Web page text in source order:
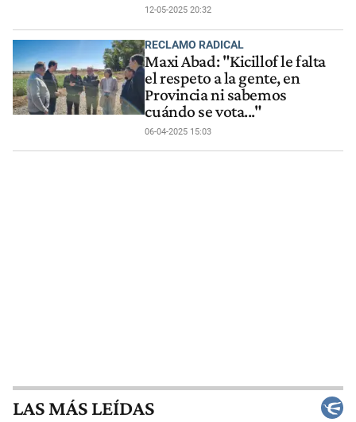
12-05-2025 20:32
RECLAMO RADICAL
Maxi Abad: "Kicillof le falta
el respeto a la gente, en
Provincia ni sabemos
cuándo se vota..."
06-04-2025 15:03
LAS MÁS LEÍDAS